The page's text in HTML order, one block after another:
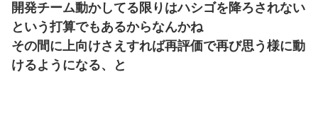
開発チーム動かしてる限りはハシゴを降ろされない
という打算でもあるからなんかね
その間に上向けさえすれば再評価で再び思う様に動
けるようになる、と